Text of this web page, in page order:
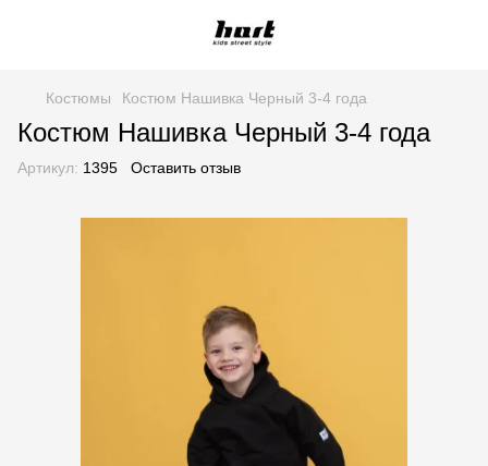
Костюмы Костюм Нашивка Черный 3-4 года
Костюм Нашивка Черный 3-4 года
Артикул: 1395 Оставить отзыв